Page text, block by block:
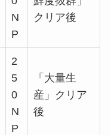
N
P
クリア後
2
5
0
N
P
「大量生
産」クリア
後